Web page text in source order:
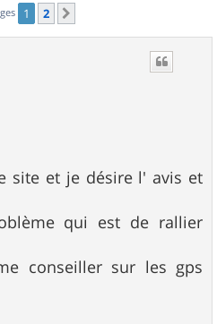
1 2
site et je désire l' avis et
qui est de rallier
conseiller sur les gps